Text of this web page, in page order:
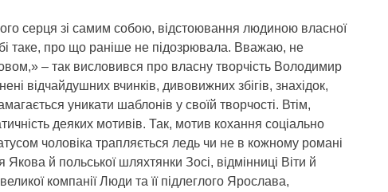
серця зі самим собою, відстоювання людиною власної
таке, про що раніше не підозрювала. Вважаю, не
– так висловився про власну творчість Володимир
відчайдушних вчинків, дивовижних збігів, знахідок,
уникати шаблонів у своїй творчості. Втім,
деяких мотивів. Так, мотив кохання соціально
чоловіка трапляється ледь чи не в кожному романі
Якова й польської шляхтянки Зосі, відмінниці Віти й
компанії Люди та її підлеглого Ярослава,